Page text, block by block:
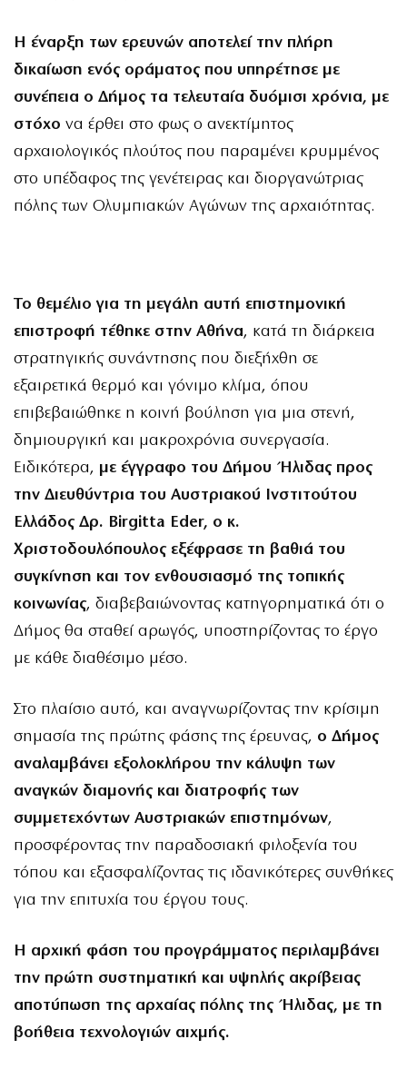
Η έναρξη των ερευνών αποτελεί την πλήρη
δικαίωση ενός οράματος που υπηρέτησε με
συνέπεια ο Δήμος τα τελευταία δυόμισι χρόνια, με
στόχο να έρθει στο φως ο ανεκτίμητος
αρχαιολογικός πλούτος που παραμένει κρυμμένος
στο υπέδαφος της γενέτειρας και διοργανώτριας
πόλης των Ολυμπιακών Αγώνων της αρχαιότητας.
Το θεμέλιο για τη μεγάλη αυτή επιστημονική
επιστροφή τέθηκε στην Αθήνα, κατά τη διάρκεια
στρατηγικής συνάντησης που διεξήχθη σε
εξαιρετικά θερμό και γόνιμο κλίμα, όπου
επιβεβαιώθηκε η κοινή βούληση για μια στενή,
δημιουργική και μακροχρόνια συνεργασία.
Ειδικότερα, με έγγραφο του Δήμου Ήλιδας προς
την Διευθύντρια του Αυστριακού Ινστιτούτου
Ελλάδος Δρ. Birgitta Eder, ο κ.
Χριστοδουλόπουλος εξέφρασε τη βαθιά του
συγκίνηση και τον ενθουσιασμό της τοπικής
κοινωνίας, διαβεβαιώνοντας κατηγορηματικά ότι ο
Δήμος θα σταθεί αρωγός, υποστηρίζοντας το έργο
με κάθε διαθέσιμο μέσο.
Στο πλαίσιο αυτό, και αναγνωρίζοντας την κρίσιμη
σημασία της πρώτης φάσης της έρευνας, ο Δήμος
αναλαμβάνει εξολοκλήρου την κάλυψη των
αναγκών διαμονής και διατροφής των
συμμετεχόντων Αυστριακών επιστημόνων,
προσφέροντας την παραδοσιακή φιλοξενία του
τόπου και εξασφαλίζοντας τις ιδανικότερες συνθήκες
για την επιτυχία του έργου τους.
Η αρχική φάση του προγράμματος περιλαμβάνει
την πρώτη συστηματική και υψηλής ακρίβειας
αποτύπωση της αρχαίας πόλης της Ήλιδας, με τη
βοήθεια τεχνολογιών αιχμής.